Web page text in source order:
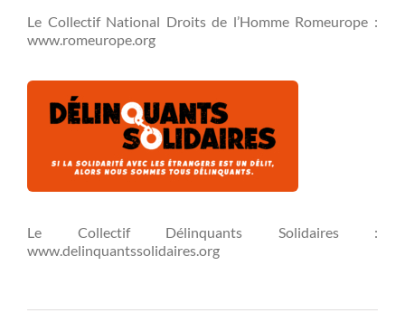
Le Collectif National Droits de l’Homme Romeurope :
www.romeurope.org
Le Collectif Délinquants Solidaires :
www.delinquantssolidaires.org